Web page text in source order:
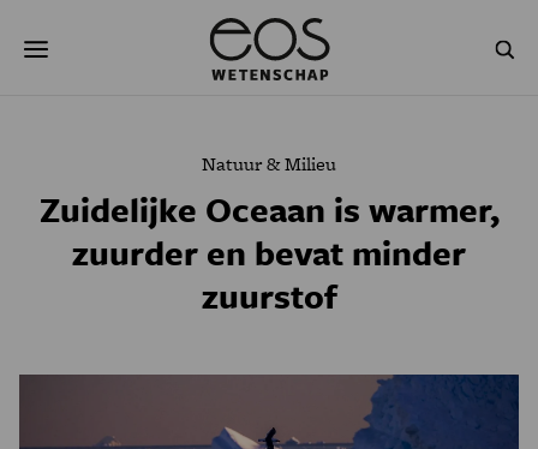
naar
NATUURWETENSCHAPPEN GESCHIEDENIS
PODCAST AGENDA
Natuur & Milieu
Zuidelijke Oceaan is warmer,
zuurder en bevat minder
zuurstof